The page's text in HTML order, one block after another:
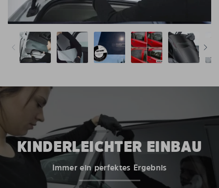
KINDERLEICHTER EINBAU
Immer ein perfektes Ergebnis